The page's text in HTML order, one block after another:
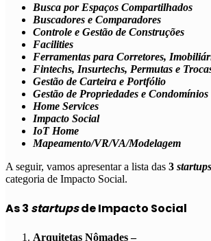
Busca por Espaços Compartilhados
Buscadores e Comparadores
Controle e Gestão de Construções
Facilities
Ferramentas para Corretores,
Fintechs, Insurtechs, Permutas e
Gestão de Carteira e Portfólio
Gestão de Propriedades e Condomínios
Home Services
Impacto Social
IoT Home
Mapeamento/VR/VA/Modelagem
A seguir, vamos apresentar a lista das 3 startups
categoria de Impacto Social.
As 3 startupsde Impacto Social
Arquitetas Nômades –